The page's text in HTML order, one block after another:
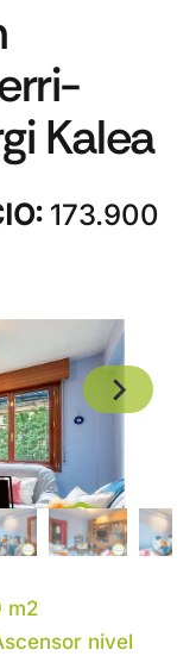
Kalea
173.900
m2
nivel